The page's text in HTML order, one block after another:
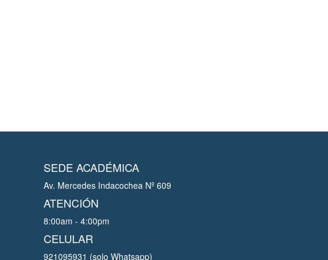
SEDE ACADÉMICA
Av. Mercedes Indacochea Nº 609
ATENCIÓN
8:00am - 4:00pm
CELULAR
921095931 (solo Whatsapp)